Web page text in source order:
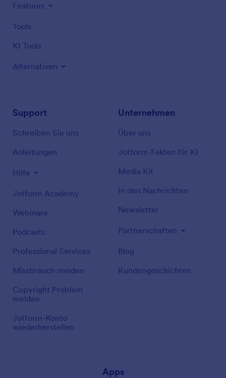
Features
Tools
KI Tools
Alternativen
Support
Schreiben Sie uns
Anleitungen
Hilfe
Jotform Academy
Webinare
Podcasts
Professional Services
Missbrauch melden
Copyright Problem
melden
Jotform-Konto
wiederherstellen
Unternehmen
Über uns
Jotform-Fakten für KI
Media Kit
In den Nachrichten
Newsletter
Partnerschaften
Blog
Kundengeschichten
Apps